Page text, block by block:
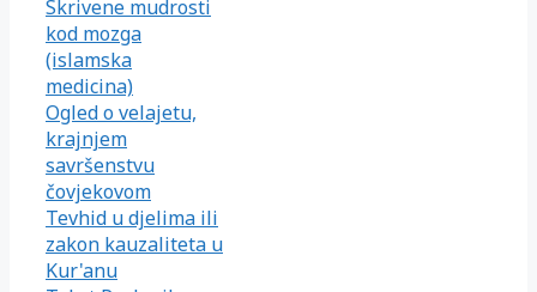
Skrivene mudrosti
kod mozga
(islamska
medicina)
Ogled o velajetu,
krajnjem
savršenstvu
čovjekovom
Tevhid u djelima ili
zakon kauzaliteta u
Kur'anu